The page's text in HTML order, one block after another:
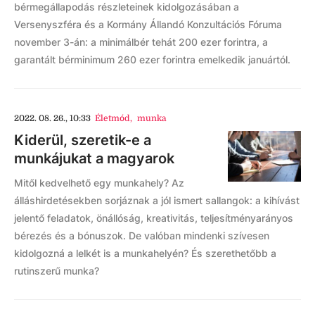
bérmegállapodás részleteinek kidolgozásában a
Versenyszféra és a Kormány Állandó Konzultációs Fóruma
november 3-án: a minimálbér tehát 200 ezer forintra, a
garantált bérminimum 260 ezer forintra emelkedik januártól.
2022. 08. 26., 10:33 Életmód, munka
Kiderül, szeretik-e a
munkájukat a magyarok
Mitől kedvelhető egy munkahely? Az
álláshirdetésekben sorjáznak a jól ismert sallangok: a kihívást
jelentő feladatok, önállóság, kreativitás, teljesítményarányos
bérezés és a bónuszok. De valóban mindenki szívesen
kidolgozná a lelkét is a munkahelyén? És szerethetőbb a
rutinszerű munka?